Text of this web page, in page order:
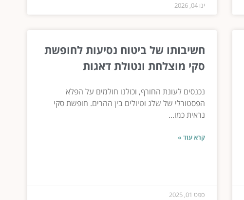
ינו 04, 2026
חשיבותו של ביטוח נסיעות לחופשת
סקי מוצלחת ונטולת דאגות
נכנסים לעונת החורף, וכולנו חולמים על הפלא
הפסטורלי של שלג וטיולים בין ההרים. חופשת סקי
נראית כמו...
קרא עוד »
ספט 01, 2025